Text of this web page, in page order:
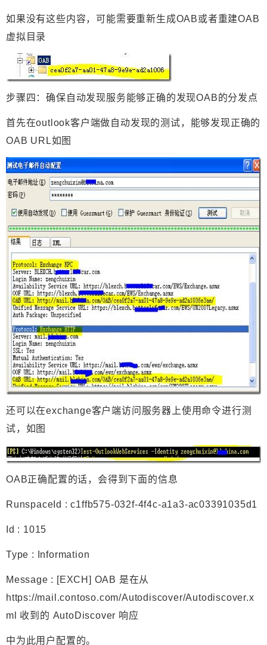
如果没有这些内容，可能需要重新生成OAB或者重建OAB
虚拟目录
步骤四：确保自动发现服务能够正确的发现OAB的分发点
首先在outlook客户端做自动发现的测试，能够发现正确的
OAB URL如图
还可以在exchange客户端访问服务器上使用命令进行测
试，如图
OAB正确配置的话，会得到下面的信息
RunspaceId : c1ffb575-032f-4f4c-a1a3-ac03391035d1
Id : 1015
Type : Information
Message : [EXCH] OAB 是在从
https://mail.contoso.com/Autodiscover/Autodiscover.x
ml 收到的 AutoDiscover 响应
中为此用户配置的。